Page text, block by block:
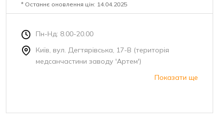
* Останнє оновлення цін: 14.04.2025
Пн-Нд: 8.00-20.00
Київ, вул. Дегтярівська, 17-В (територія
медсанчастини заводу 'Артем')
Показати ще